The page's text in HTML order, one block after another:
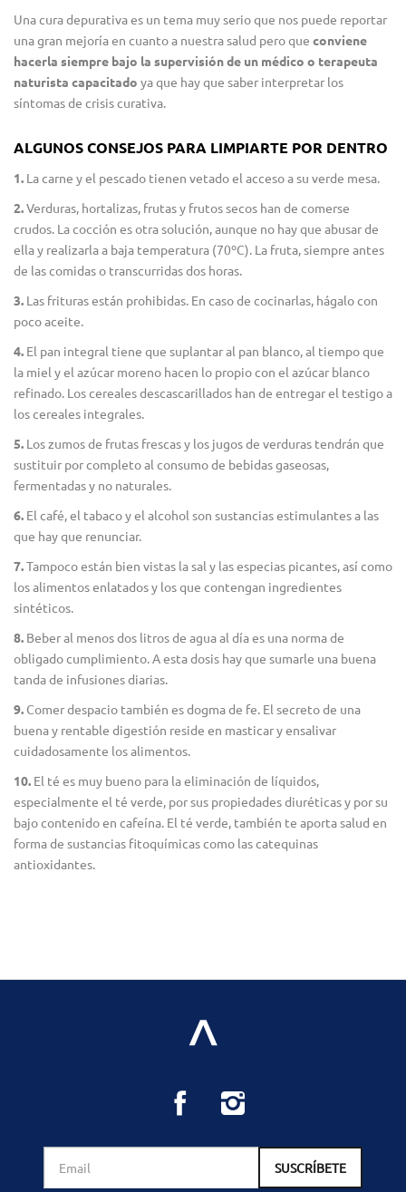
Una cura depurativa es un tema muy serio que nos puede reportar
una gran mejoría en cuanto a nuestra salud pero que conviene
hacerla siempre bajo la supervisión de un médico o terapeuta
naturista capacitado ya que hay que saber interpretar los
síntomas de crisis curativa.
ALGUNOS CONSEJOS PARA LIMPIARTE POR DENTRO
1. La carne y el pescado tienen vetado el acceso a su verde mesa.
2.Verduras, hortalizas, frutas y frutos secos han de comerse
crudos. La cocción es otra solución, aunque no hay que abusar de
ella y realizarla a baja temperatura (70ºC). La fruta, siempre antes
de las comidas o transcurridas dos horas.
3. Las frituras están prohibidas. En caso de cocinarlas, hágalo con
poco aceite.
4. El pan integral tiene que suplantar al pan blanco, al tiempo que
la miel y el azúcar moreno hacen lo propio con el azúcar blanco
refinado. Los cereales descascarillados han de entregar el testigo a
los cereales integrales.
5. Los zumos de frutas frescas y los jugos de verduras tendrán que
sustituir por completo al consumo de bebidas gaseosas,
fermentadas y no naturales.
6. El café, el tabaco y el alcohol son sustancias estimulantes a las
que hay que renunciar.
7.Tampoco están bien vistas la sal y las especias picantes, así como
los alimentos enlatados y los que contengan ingredientes
sintéticos.
8. Beber al menos dos litros de agua al día es una norma de
obligado cumplimiento. A esta dosis hay que sumarle una buena
tanda de infusiones diarias.
9. Comer despacio también es dogma de fe. El secreto de una
buena y rentable digestión reside en masticar y ensalivar
cuidadosamente los alimentos.
10. El té es muy bueno para la eliminación de líquidos,
especialmente el té verde, por sus propiedades diuréticas y por su
bajo contenido en cafeína. El té verde, también te aporta salud en
forma de sustancias fitoquímicas como las catequinas
antioxidantes.